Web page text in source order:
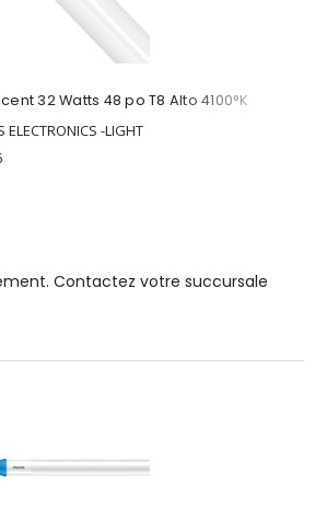
32 Watts 48 po T8 Alto 4100°K
ELECTRONICS -LIGHT
Contactez votre succursale